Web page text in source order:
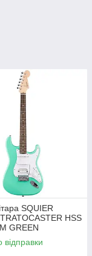
SQUIER
HSS
GREEN
відправки